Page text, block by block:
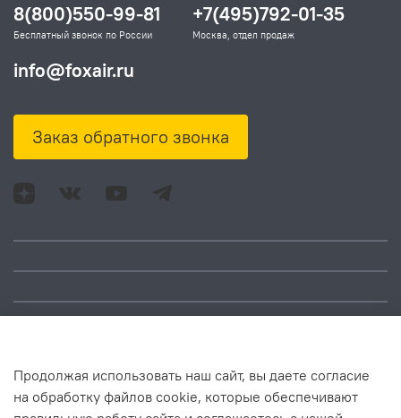
Адрес: Москва, ул.
8(800)550-99-81
Бесплатный звонок по России
+7(495)792-01-35
Москва, отдел продаж
info@foxair.ru
Заказ обратного звонка
Продолжая использовать наш сайт, вы даете согласие
на обработку файлов cookie, которые обеспечивают